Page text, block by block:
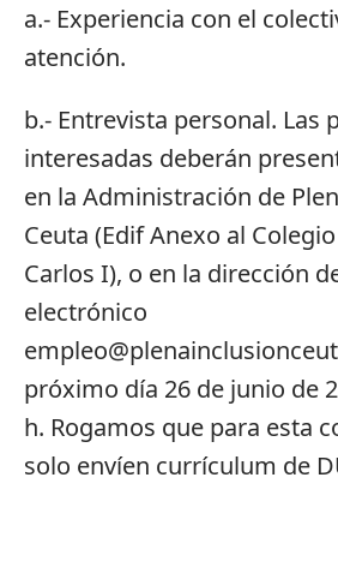
a.- Experiencia con el
atención.
b.- Entrevista personal. Las
interesadas deberán
en la Administración de
Ceuta (Edif Anexo al
Carlos I), o en la dirección
electrónico
próximo día 26 de junio de
h. Rogamos que para esta
solo envíen currículum de